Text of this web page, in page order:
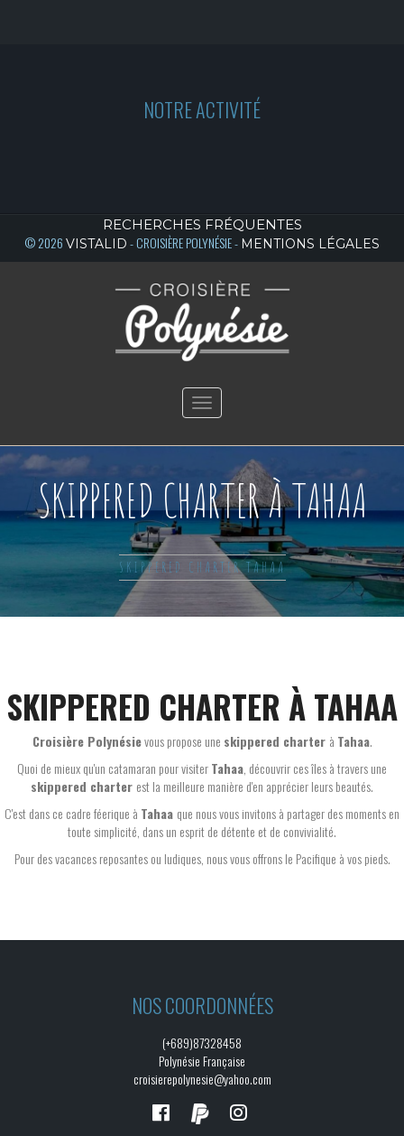
NOTRE ACTIVITÉ
RECHERCHES FRÉQUENTES
© 2026 VISTALID - CROISIÈRE POLYNÉSIE - MENTIONS LÉGALES
Toggle
navigation
SKIPPERED CHARTER À TAHAA
SKIPPERED CHARTER TAHAA
SKIPPERED CHARTER À TAHAA
Croisière Polynésievous propose une skippered charter à Tahaa.
Quoi de mieux qu'un catamaran pour visiterTahaa , découvrir ces îles à travers une
skippered charter est la meilleure manière d'en apprécier leurs beautés.
C'est dans ce cadre féerique à Tahaa que nous vous invitons à partager des moments en
toute simplicité, dans un esprit de détente et de convivialité.
Pour des vacances reposantes ou ludiques, nous vous offrons le Pacifique à vos pieds.
NOS COORDONNÉES
(+689)87328458
Polynésie Française
croisierepolynesie@yahoo.com